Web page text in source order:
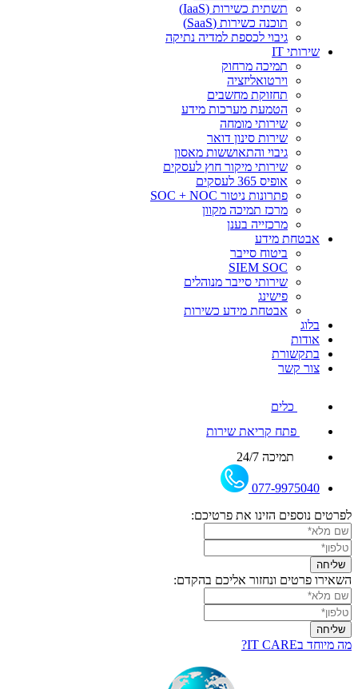
תשתית כשירות (IaaS)
תוכנה כשירות (SaaS)
גיבוי לכספת למדיה נתיקה
שירותי IT
תמיכה מרחוק
וירטואליזציה
תחזוקת מחשבים
הטמעת מערכות מידע
שירותי מומחה
שירות סינון דואר
גיבוי והתאוששות מאסון
שירותי מיקור חוץ לעסקים
אופיס 365 לעסקים
פתרונות ניטור SOC + NOC
מרכז תמיכה מקוון
מרכזייה בענן
אבטחת מידע
ביטוח סייבר
SIEM SOC
שירותי סייבר מנוהלים
פישינג
אבטחת מידע כשירות
בלוג
אודות
בתקשורת
צור קשר
כלים
פתח קריאת שירות
תמיכה 24/7
077-9975040
לפרטים נוספים הזינו את פרטיכם:
השאירו פרטים ונחזור אליכם בהקדם:
מה מיוחד בIT CARE?